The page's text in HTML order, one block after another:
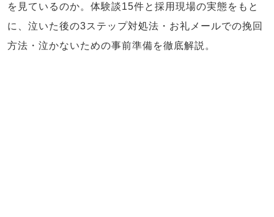
を見ているのか。体験談15件と採用現場の実態をもと
に、泣いた後の3ステップ対処法・お礼メールでの挽回
方法・泣かないための事前準備を徹底解説。